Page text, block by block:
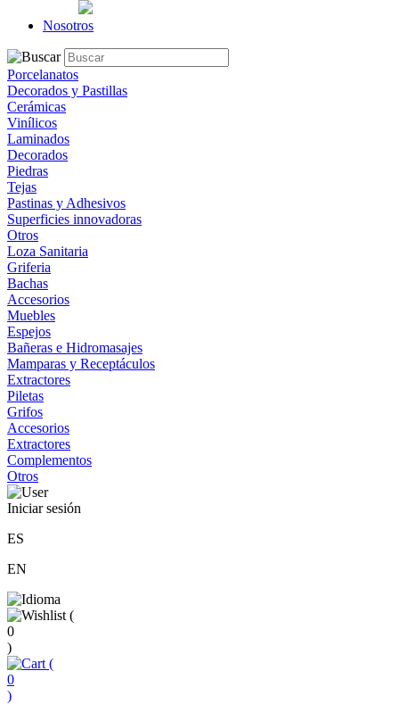
Nosotros
Porcelanatos
Decorados y Pastillas
Cerámicas
Vinílicos
Laminados
Decorados
Piedras
Tejas
Pastinas y Adhesivos
Superficies innovadoras
Otros
Loza Sanitaria
Griferia
Bachas
Accesorios
Muebles
Espejos
Bañeras e Hidromasajes
Mamparas y Receptáculos
Extractores
Piletas
Grifos
Accesorios
Extractores
Complementos
Otros
Iniciar sesión
ES
EN
(
0
)
(
0
)